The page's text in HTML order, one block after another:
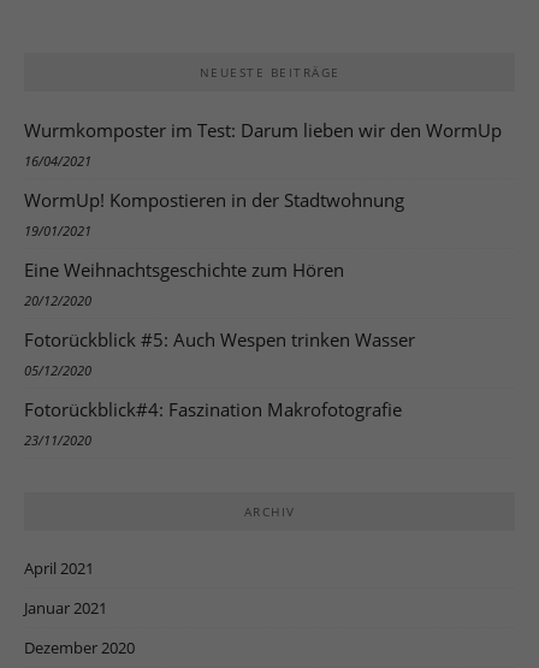
NEUESTE BEITRÄGE
Wurmkomposter im Test: Darum lieben wir den WormUp
16/04/2021
WormUp! Kompostieren in der Stadtwohnung
19/01/2021
Eine Weihnachtsgeschichte zum Hören
20/12/2020
Fotorückblick #5: Auch Wespen trinken Wasser
05/12/2020
Fotorückblick#4: Faszination Makrofotografie
23/11/2020
ARCHIV
April 2021
Januar 2021
Dezember 2020